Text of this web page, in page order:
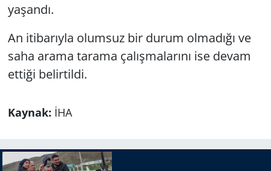
yaşandı.
An itibarıyla olumsuz bir durum olmadığı ve
saha arama tarama çalışmalarını ise devam
ettiği belirtildi.
Kaynak: İHA